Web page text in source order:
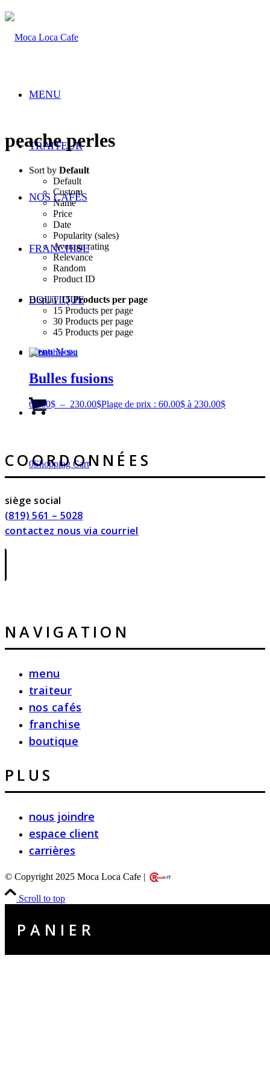
MENU
TRAITEUR
NOS CAFÉS
FRANCHISE
BOUTIQUE
Menu Menu
0Shopping Cart
peache perles
Sort by Default
Default
Custom
Name
Price
Date
Popularity (sales)
Average rating
Relevance
Random
Product ID
Display15 Products per page
15 Products per page
30 Products per page
45 Products per page
Bulles fusions
60.00$ – 230.00$Plage de prix : 60.00$ à 230.00$
COORDONNÉES
siège social
(819) 561 – 5028
contactez nous via courriel
NAVIGATION
menu
traiteur
nos cafés
franchise
boutique
PLUS
nous joindre
espace client
carrières
© Copyright 2025 Moca Loca Cafe |
Scroll to top
P A N I E R